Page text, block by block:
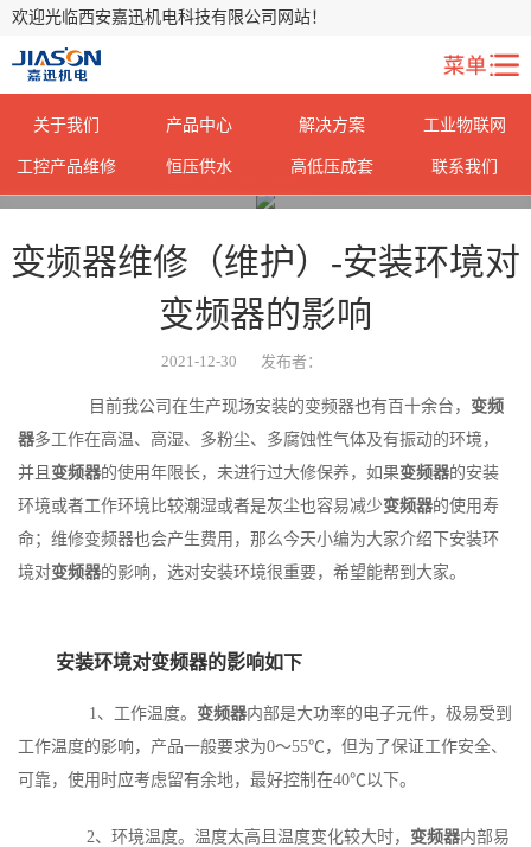
欢迎光临西安嘉迅机电科技有限公司网站！
关于我们 产品中心 解决方案 工业物联网
工控产品维修 恒压供水 高低压成套
联系我们
变频器维修（维护）-安装环境对
变频器的影响
2021-12-30 发布者：
目前我公司在生产现场安装的变频器也有百十余台， 变频
器多工作在高温、高湿、多粉尘、多腐蚀性气体及有振动的环境，
并且 变频器的使用年限长，未进行过大修保养，如果变频器的安装
环境或者工作环境比较潮湿或者是灰尘也容易减少变频器的使用寿
命；维修变频器也会产生费用，那么今天小编为大家介绍下安装环
境对变频器的影响，选对安装环境很重要，希望能帮到大家。
安装环境对变频器的影响如下
1、工作温度。 变频器内部是大功率的电子元件，极易受到
工作温度的影响，产品一般要求为0～55℃，但为了保证工作安全、
可靠，使用时应考虑留有余地，最好控制在40℃以下。
2、环境温度。温度太高且温度变化较大时， 变频器内部易